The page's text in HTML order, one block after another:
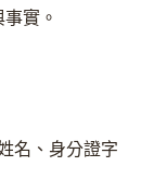
實。
名、身分證字